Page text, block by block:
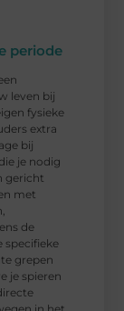
periode
leven bij
fysieke
extra
bij
je nodig
gericht
met
de
specifieke
grepen
je spieren